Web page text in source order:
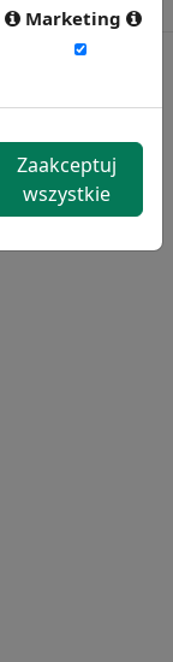
Marketing
Zaakceptuj
wszystkie